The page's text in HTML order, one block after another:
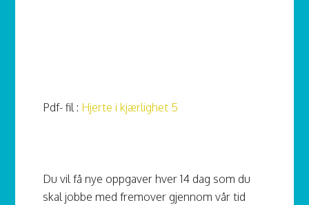
Pdf- fil : Hjerte i kjærlighet 5
Du vil få nye oppgaver hver 14 dag som du
skal jobbe med fremover gjennom vår tid